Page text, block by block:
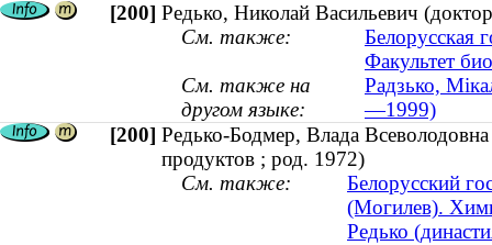
[200] Редько, Николай Васильевич
См. также:
Белорусская
Факультет
См. также на
другом языке:
Радзько,
—1999)
[200] Редько-Бодмер, Влада
продуктов ; род. 1972)
См. также:
Белорусский
(Могилев).
Редько